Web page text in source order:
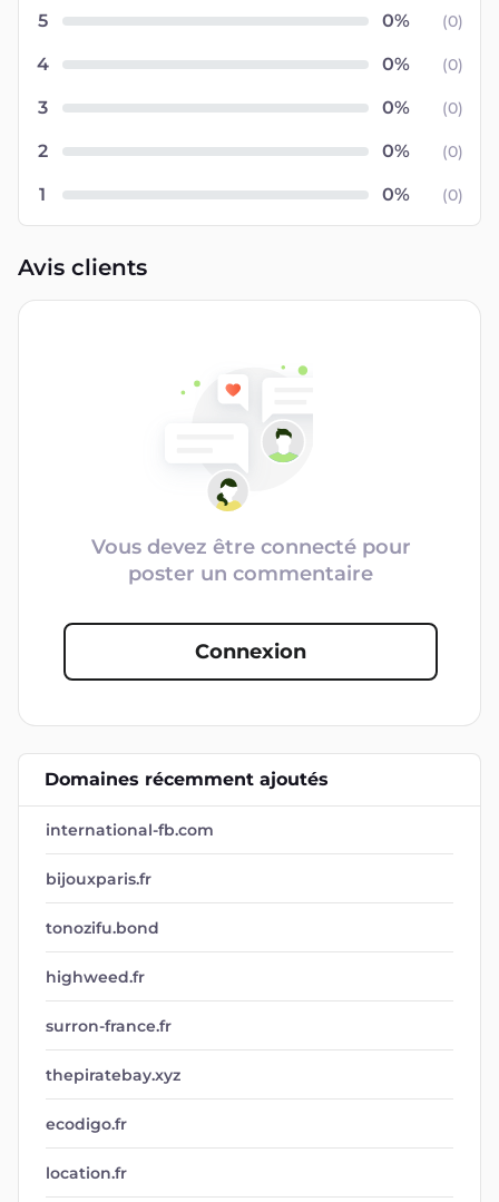
5 (0)
4 (0)
3 (0)
2 (0)
1 (0)
Avis clients
Vous devez être connecté pour
poster un commentaire
Connexion
Domaines récemment ajoutés
international-fb.com
bijouxparis.fr
tonozifu.bond
highweed.fr
surron-france.fr
thepiratebay.xyz
ecodigo.fr
location.fr